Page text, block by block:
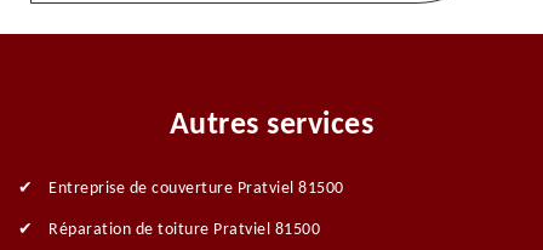
Autres services
Entreprise de couverture Pratviel 81500
Réparation de toiture Pratviel 81500